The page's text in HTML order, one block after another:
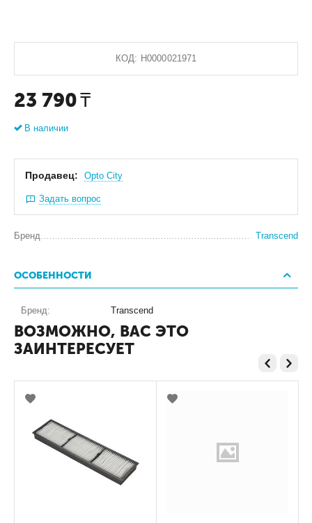
КОД: Н0000021971
23 790 ₸
В наличии
Продавец: Оpto City
Задать вопрос
Бренд Transcend
ОСОБЕННОСТИ
Бренд: Transcend
ВОЗМОЖНО, ВАС ЭТО
ЗАИНТЕРЕСУЕТ